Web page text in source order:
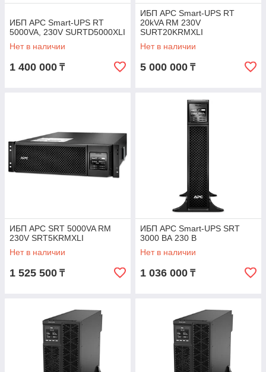
ИБП APC Smart-UPS RT
5000VA, 230V SURTD5000XLI
Нет в наличии
1 400 000 ₸
ИБП APC Smart-UPS RT
20kVA RM 230V
SURT20KRMXLI
Нет в наличии
5 000 000 ₸
ИБП APC SRT 5000VA RM
230V SRT5KRMXLI
Нет в наличии
1 525 500 ₸
ИБП APC Smart-UPS SRT
3000 ВА 230 В
Нет в наличии
1 036 000 ₸